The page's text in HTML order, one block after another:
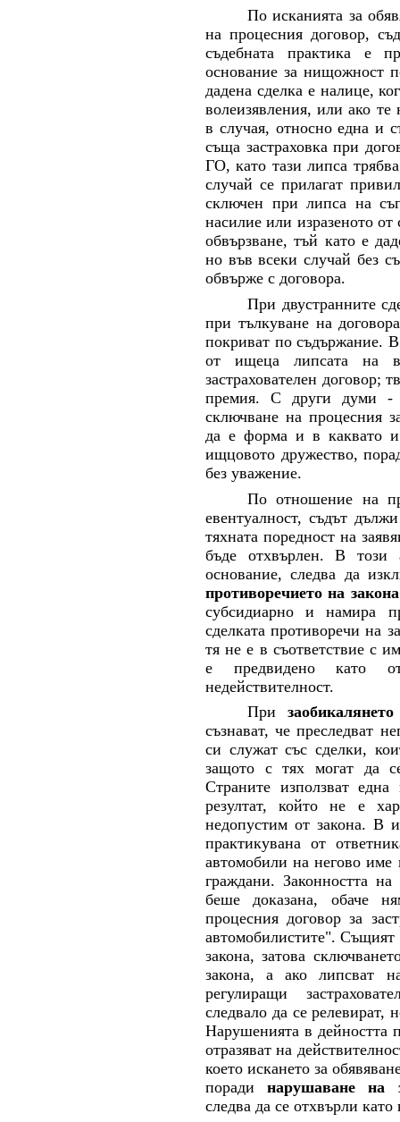
По исканията за
на процесния договор,
съдебната практика е
основание за нищожност
дадена сделка е налице,
волеизявления, или ако
в случая, относно една и
същазастраховка при
ГО, като тази липса
случай се прилагат
сключен при липса на
насилие или изразеното от
обвързване, тъй като е
но във всеки случай без
обвърже с договора.
При двустранните
при тълкуване на
покриват по съдържание.
от ищеца липсата на
застрахователен договор;
премия. С други думи -
сключване на процесния
да е форма и в каквато
ищцовото дружество,
без уважение.
По отношение на
евентуалност, съдът
тяхната поредност на
бъде отхвърлен. В този
основание, следва да
противоречието на закона
субсидиарно и намира
сделката противоречи на
тя не е в съответствие с
е предвидено като
недействителност.
При
съзнават, че преследват
си служат със сделки,
защото с тях могат да
Страните използват
резултат, който не е
недопустим от закона. В
практикувана от
автомобили на негово име
граждани. Законността
беше доказана, обаче
процесния договор за
автомобилистите". Същият
закона, затова
закона, а ако липсват
регулиращи
следвало да се релевират,
Нарушенията в дейността
отразяват на
което искането за
порадинарушаване на
следва да се отхвърли като